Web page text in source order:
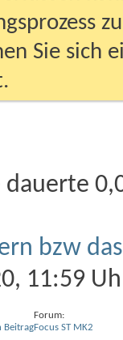
Sie sich
dauerte
bzw
11:59
Forum:
Focus ST MK2